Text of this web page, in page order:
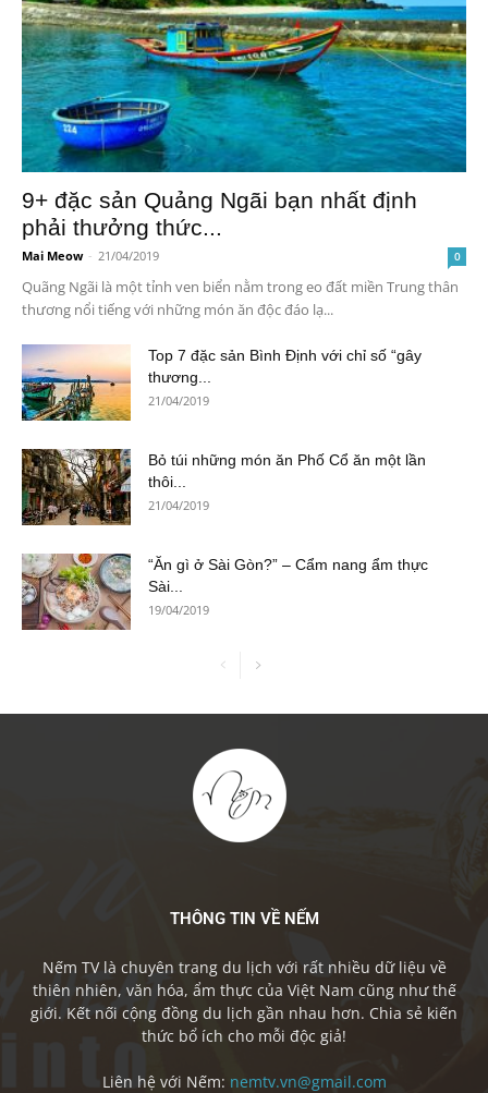
9+ đặc sản Quảng Ngãi bạn nhất định
phải thưởng thức...
Mai Meow - 21/04/2019 0
Quãng Ngãi là một tỉnh ven biển nằm trong eo đất miền Trung thân
thương nổi tiếng với những món ăn độc đáo lạ...
Top 7 đặc sản Bình Định với chỉ số “gây
thương...
21/04/2019
Bỏ túi những món ăn Phố Cổ ăn một lần
thôi...
21/04/2019
“Ăn gì ở Sài Gòn?” – Cẩm nang ẩm thực
Sài...
19/04/2019
THÔNG TIN VỀ NẾM
Nếm TV là chuyên trang du lịch với rất nhiều dữ liệu về
thiên nhiên, văn hóa, ẩm thực của Việt Nam cũng như thế
giới. Kết nối cộng đồng du lịch gần nhau hơn. Chia sẻ kiến
thức bổ ích cho mỗi độc giả!
Liên hệ với Nếm: nemtv.vn@gmail.com